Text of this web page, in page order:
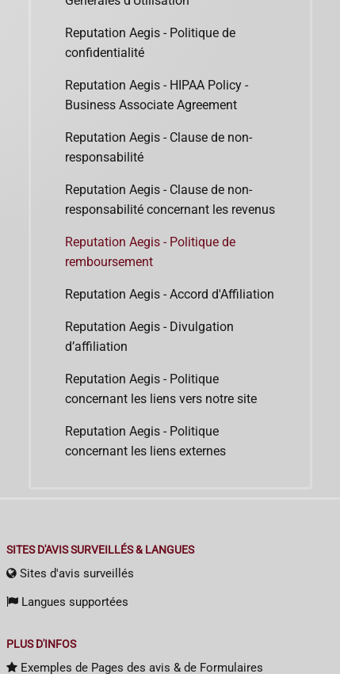
Reputation Aegis - Politique de
confidentialité
Reputation Aegis - HIPAA Policy -
Business Associate Agreement
Reputation Aegis - Clause de non-
responsabilité
Reputation Aegis - Clause de non-
responsabilité concernant les revenus
Reputation Aegis - Politique de
remboursement
Reputation Aegis - Accord d'Affiliation
Reputation Aegis - Divulgation
d’affiliation
Reputation Aegis - Politique
concernant les liens vers notre site
Reputation Aegis - Politique
concernant les liens externes
SITES D'AVIS SURVEILLÉS & LANGUES
Sites d'avis surveillés
Langues supportées
PLUS D'INFOS
Exemples de Pages des avis & de Formulaires